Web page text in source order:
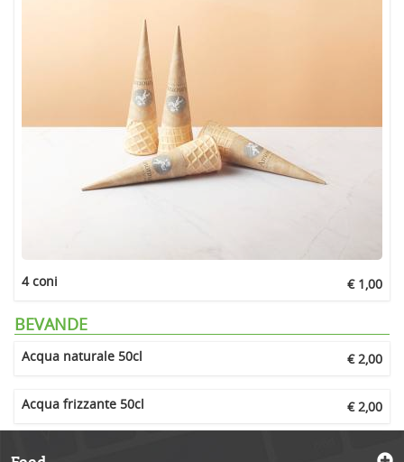
4 coni € 1,00
BEVANDE
Acqua naturale 50cl € 2,00
Acqua frizzante 50cl € 2,00